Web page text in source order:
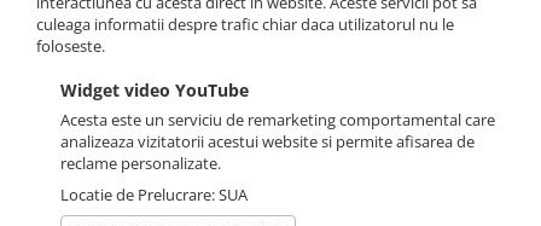
culeaga informatii despre trafic chiar daca utilizatorul nu le
foloseste.
Widget video YouTube
Acesta este un serviciu de remarketing comportamental care
analizeaza vizitatorii acestui website si permite afisarea de
reclame personalizate.
Locatie de Prelucrare: SUA